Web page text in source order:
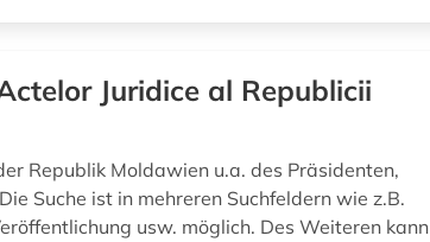
Juridice al Republicii
Republik Moldawien u.a. des Präsidenten,
Suche ist in mehreren Suchfeldern wie z.B.
usw. möglich. Des Weiteren kann